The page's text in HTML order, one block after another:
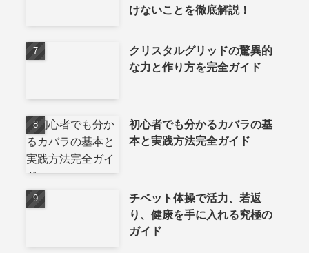
けないことを徹底解説！
クリスタルグリッドの驚異的
な力と作り方を完全ガイド
初心者でも分かるカバラの基
本と実践方法完全ガイド
チベット体操で活力、若返
り、健康を手に入れる究極の
ガイド